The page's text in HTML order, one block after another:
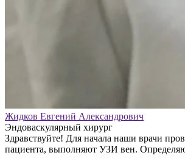
Жидков Евгений Александрович
Эндоваскулярный хирург
Здравствуйте! Для начала наши врачи
пациента, выполняют УЗИ вен.